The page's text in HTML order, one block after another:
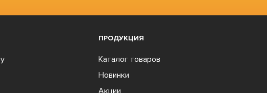
ПРОДУКЦИЯ
Каталог товаров
Новинки
Акции